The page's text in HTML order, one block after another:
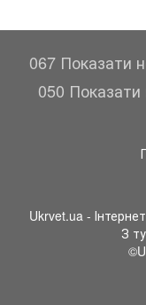
067 Показати
050
Ukrvet.ua -
З